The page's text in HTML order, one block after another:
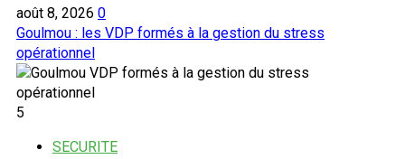
août 8, 2026 0
Goulmou : les VDP formés à la gestion du stress
opérationnel
5
SECURITE